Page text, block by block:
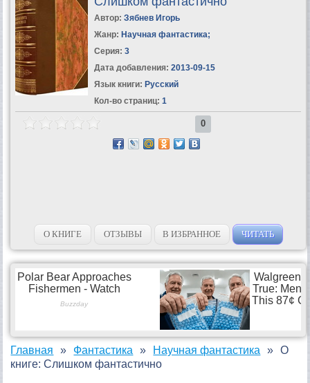
Автор: Зябнев Игорь
Жанр: Научная фантастика;
Серия: 3
Дата добавления: 2013-09-15
Язык книги: Русский
Кол-во страниц: 1
0
О КНИГЕ ОТЗЫВЫ В ИЗБРАННОЕ ЧИТАТЬ
Главная Фантастика Научная фантастика
О
книге: Слишком фантастично